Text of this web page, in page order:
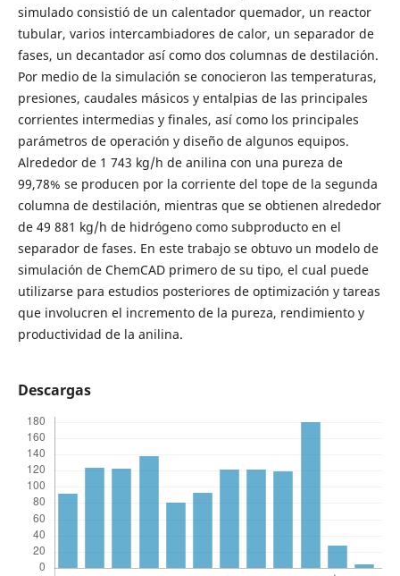
simulado consistió de un calentador quemador, un reactor
tubular, varios intercambiadores de calor, un separador de
fases, un decantador así como dos columnas de destilación.
Por medio de la simulación se conocieron las temperaturas,
presiones, caudales másicos y entalpias de las principales
corrientes intermedias y finales, así como los principales
parámetros de operación y diseño de algunos equipos.
Alrededor de 1 743 kg/h de anilina con una pureza de
99,78% se producen por la corriente del tope de la segunda
columna de destilación, mientras que se obtienen alrededor
de 49 881 kg/h de hidrógeno como subproducto en el
separador de fases. En este trabajo se obtuvo un modelo de
simulación de ChemCAD primero de su tipo, el cual puede
utilizarse para estudios posteriores de optimización y tareas
que involucren el incremento de la pureza, rendimiento y
productividad de la anilina.
Descargas